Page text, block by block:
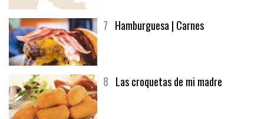
7 Hamburguesa | Carnes
8 Las croquetas de mi madre